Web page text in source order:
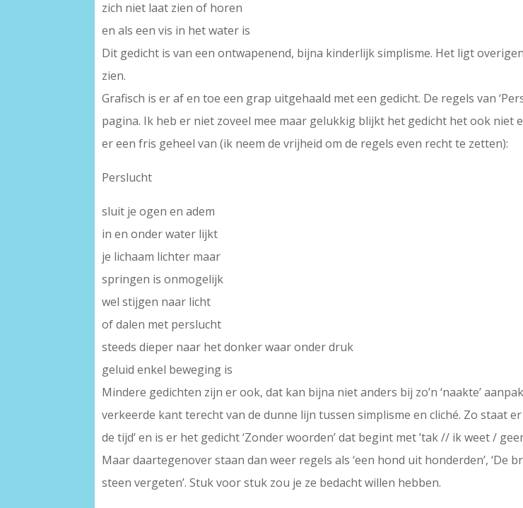
zich niet laat zien of horen
en als een vis in het water is
Dit gedicht is van een ontwapenend, bijna kinderlijk simplisme. Het ligt
zien.
Grafisch is er af en toe een grap uitgehaald met een gedicht. De regels van
pagina. Ik heb er niet zoveel mee maar gelukkig blijkt het gedicht het ook
er een fris geheel van (ik neem de vrijheid om de regels even recht te zetten):
Perslucht
sluit je ogen en adem
in en onder water lijkt
je lichaam lichter maar
springen is onmogelijk
wel stijgen naar licht
of dalen met perslucht
steeds dieper naar het donker waar onder druk
geluid enkel beweging is
Mindere gedichten zijn er ook, dat kan bijna niet anders bij zo’n ‘naakte’
verkeerde kant terecht van de dunne lijn tussen simplisme en cliché. Zo staat
de tijd’ en is er het gedicht ‘Zonder woorden’ dat begint met ’tak // ik weet /
Maar daartegenover staan dan weer regels als ‘een hond uit honderden’,
steen vergeten’. Stuk voor stuk zou je ze bedacht willen hebben.